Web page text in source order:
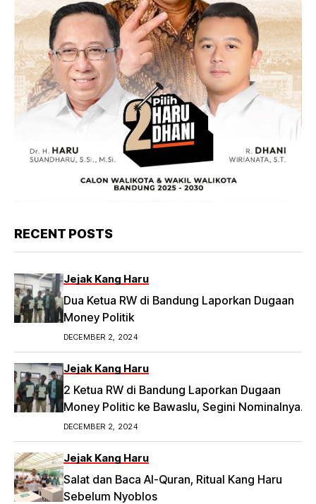
RECENT POSTS
Jejak Kang Haru
Dua Ketua RW di Bandung Laporkan Dugaan
Money Politik
DECEMBER 2, 2024
Jejak Kang Haru
2 Ketua RW di Bandung Laporkan Dugaan
Money Politic ke Bawaslu, Segini Nominalnya
Artikel ini telah tayang di Tribunpriangan.com
dengan judul 2 Ketua RW di Bandung Laporkan
Dugaan Money Politic ke Bawaslu, Segini
Nominalnya,
https://priangan.tribunnews.com/2024/11/30/2-
DECEMBER 2, 2024
Jejak Kang Haru
Salat dan Baca Al-Quran, Ritual Kang Haru
Sebelum Nyoblos